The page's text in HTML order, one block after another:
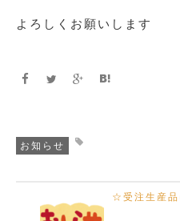
よろしくお願いします
お知らせ
☆受注生産